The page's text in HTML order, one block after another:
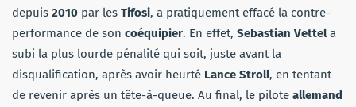
depuis 2010 par les Tifosi, a pratiquement effacé la contre-
performance de son coéquipier. En effet, Sebastian Vettela
subi la plus lourde pénalité qui soit, juste avant la
disqualification, après avoir heurté Lance Stroll, en tentant
de revenir après un tête-à-queue. Au final, le pilote allemand